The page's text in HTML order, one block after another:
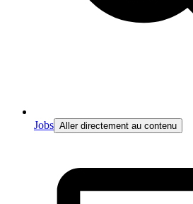
Jobs Aller directement au contenu